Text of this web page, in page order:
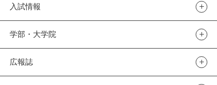
入試情報
学部・大学院
広報誌